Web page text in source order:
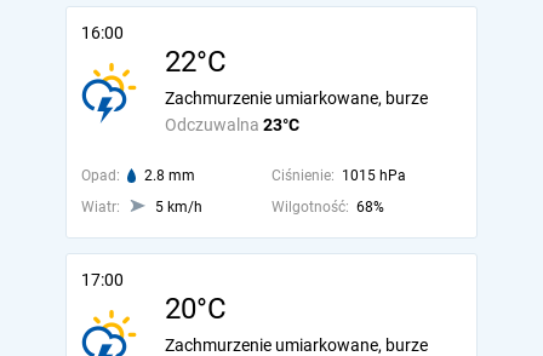
16:00
22°C
Odczuwalna 23°C
Zachmurzenie umiarkowane, burze
Opad: 2.8 mm Ciśnienie: 1015 hPa
Wiatr:
5 km/h Wilgotność: 68%
17:00
20°C
Zachmurzenie umiarkowane, burze